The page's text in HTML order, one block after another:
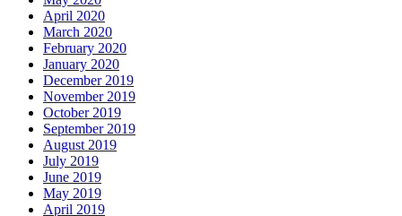
April 2020
March 2020
February 2020
January 2020
December 2019
November 2019
October 2019
September 2019
August 2019
July 2019
June 2019
May 2019
April 2019